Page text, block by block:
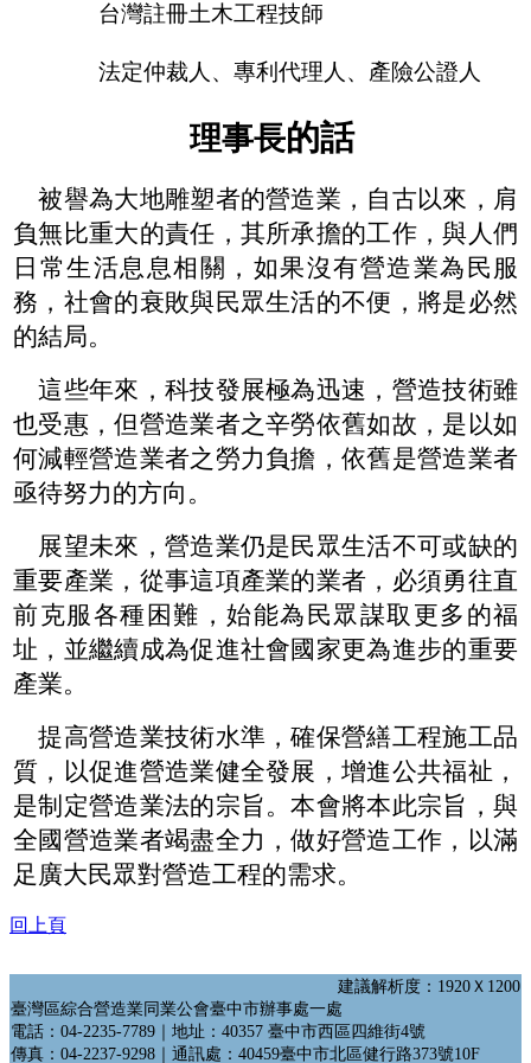
台灣註冊土木工程技師
法定仲裁人、專利代理人、產險公證人
理事長的話
被譽為大地雕塑者的營造業，自古以來，肩
負無比重大的責任，其所承擔的工作，與人們
日常生活息息相關，如果沒有營造業為民服
務，社會的衰敗與民眾生活的不便，將是必然
的結局。
這些年來，科技發展極為迅速，營造技術雖
也受惠，但營造業者之辛勞依舊如故，是以如
何減輕營造業者之勞力負擔，依舊是營造業者
亟待努力的方向。
展望未來，營造業仍是民眾生活不可或缺的
重要產業，從事這項產業的業者，必須勇往直
前克服各種困難，始能為民眾謀取更多的福
址，並繼續成為促進社會國家更為進步的重要
產業。
提高營造業技術水準，確保營繕工程施工品
質，以促進營造業健全發展，增進公共福祉，
是制定營造業法的宗旨。本會將本此宗旨，與
全國營造業者竭盡全力，做好營造工作，以滿
足廣大民眾對營造工程的需求。
回上頁
建議解析度：1920Ｘ1200
臺灣區綜合營造業同業公會臺中市辦事處一處
電話：04-2235-7789｜地址：40357 臺中市西區四維街4號
傳真：04-2237-9298｜通訊處：40459臺中市北區健行路373號10F